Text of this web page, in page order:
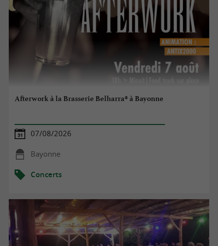
Afterwork à la Brasserie Belharra® à Bayonne
07/08/2026
Bayonne
Concerts